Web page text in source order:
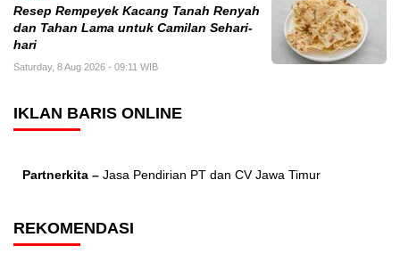
Resep Rempeyek Kacang Tanah Renyah
dan Tahan Lama untuk Camilan Sehari-
hari
Saturday, 8 Aug 2026 - 09:11 WIB
IKLAN BARIS ONLINE
Partnerkita – Jasa Pendirian PT dan CV Jawa Timur
REKOMENDASI